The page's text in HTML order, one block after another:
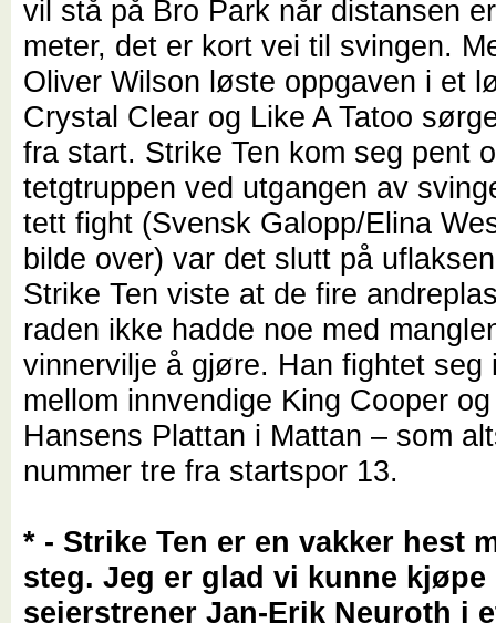
vil stå på Bro Park når distansen
meter, det er kort vei til svingen.
Oliver Wilson løste oppgaven i et
Crystal Clear og Like A Tatoo
fra start. Strike Ten kom seg pent
tetgtruppen ved utgangen av
tett fight (Svensk Galopp/Elina
bilde over) var det slutt på
Strike Ten viste at de fire
raden ikke hadde noe med
vinnervilje å gjøre. Han fightet seg
mellom innvendige King Cooper
Hansens Plattan i Mattan – som
nummer tre fra startspor 13.
* - Strike Ten er en vakker hest
steg. Jeg er glad vi kunne kjøpe
seierstrener Jan-Erik Neuroth i